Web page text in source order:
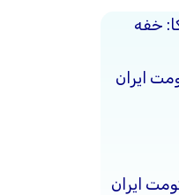
خفه
ایران
ایران